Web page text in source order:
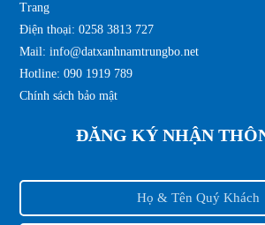
Trang
Điện thoại: 0258 3813 727
Mail: info@datxanhnamtrungbo.net
Hotline: 090 1919 789
Chính sách bảo mật
ĐĂNG KÝ NHẬN